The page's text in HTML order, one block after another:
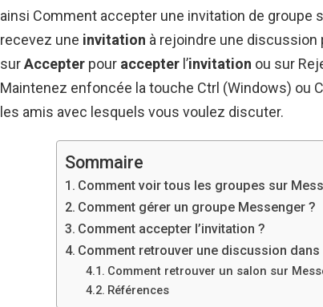
ainsi Comment accepter une invitation de groupe
recevez une invitation à rejoindre une discussion
surAccepter pour accepter l’invitation ou sur
Maintenez enfoncée la touche Ctrl (Windows) ou
les amis avec lesquels vous voulez discuter.
Sommaire
Comment voir tous les groupes sur
Comment gérer un groupe Messenger ?
Comment accepter l’invitation ?
Comment retrouver une discussion
Comment retrouver un salon sur
Références